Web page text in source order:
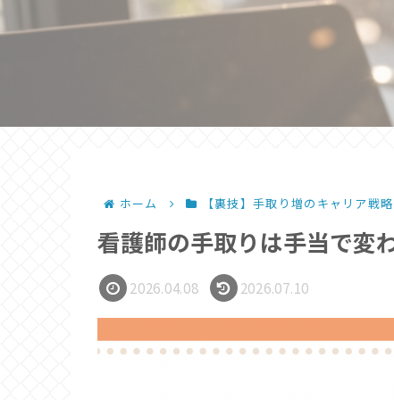
ホーム 【裏技】手取り増のキャリア戦略
看護師の手取りは手当で変
2026.04.08 2026.07.10